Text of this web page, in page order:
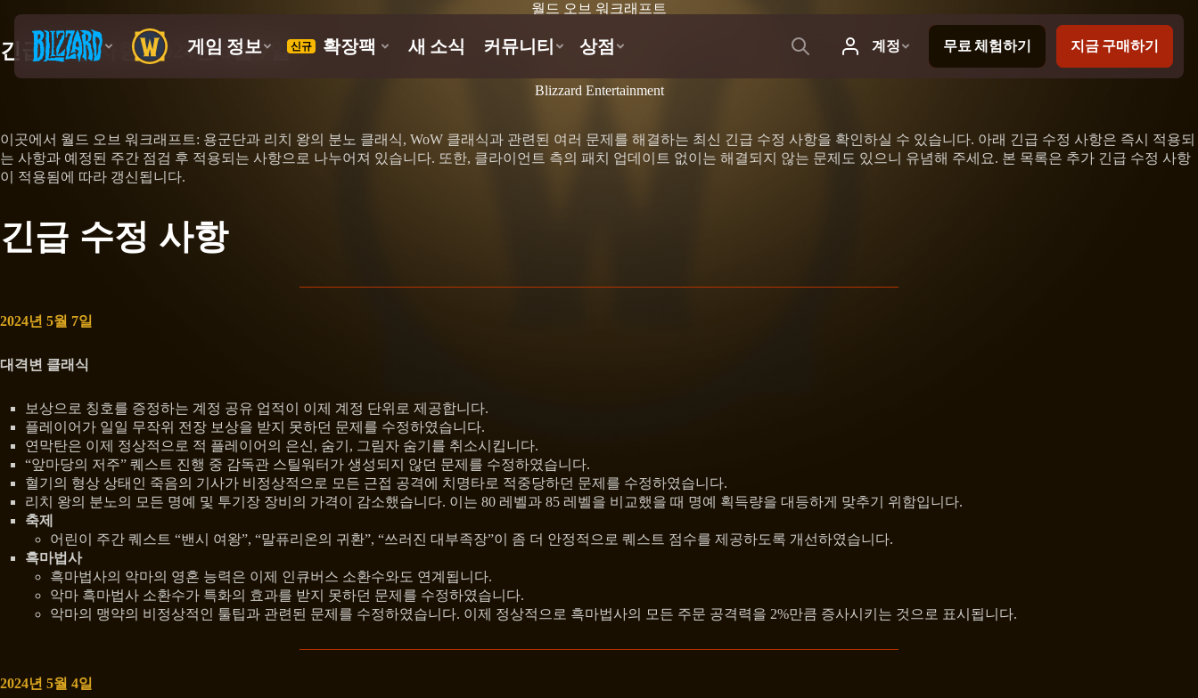
월드 오브 워크래프트
긴급 수정 사항: 2024년 5월 7일
Blizzard Entertainment
이곳에서 월드 오브 워크래프트: 용군단과 리치 왕의 분노 클래식, WoW 클래식과 관련된 여러 문제를 해결하는 최신 긴급 수정 사항을 확인하실 수 있습니다. 아래 긴급 수정 사항은 즉시 적용되
는 사항과 예정된 주간 점검 후 적용되는 사항으로 나누어져 있습니다. 또한, 클라이언트 측의 패치 업데이트 없이는 해결되지 않는 문제도 있으니 유념해 주세요. 본 목록은 추가 긴급 수정 사항
이 적용됨에 따라 갱신됩니다.
긴급 수정 사항
2024년 5월 7일
대격변 클래식
보상으로 칭호를 증정하는 계정 공유 업적이 이제 계정 단위로 제공합니다.
플레이어가 일일 무작위 전장 보상을 받지 못하던 문제를 수정하였습니다.
연막탄은 이제 정상적으로 적 플레이어의 은신, 숨기, 그림자 숨기를 취소시킵니다.
“앞마당의 저주” 퀘스트 진행 중 감독관 스틸워터가 생성되지 않던 문제를 수정하였습니다.
혈기의 형상 상태인 죽음의 기사가 비정상적으로 모든 근접 공격에 치명타로 적중당하던 문제를 수정하였습니다.
리치 왕의 분노의 모든 명예 및 투기장 장비의 가격이 감소했습니다. 이는 80 레벨과 85 레벨을 비교했을 때 명예 획득량을 대등하게 맞추기 위함입니다.
축제
어린이 주간 퀘스트 “밴시 여왕”, “말퓨리온의 귀환”, “쓰러진 대부족장”이 좀 더 안정적으로 퀘스트 점수를 제공하도록 개선하였습니다.
흑마법사
흑마법사의 악마의 영혼 능력은 이제 인큐버스 소환수와도 연계됩니다.
악마 흑마법사 소환수가 특화의 효과를 받지 못하던 문제를 수정하였습니다.
악마의 맹약의 비정상적인 툴팁과 관련된 문제를 수정하였습니다. 이제 정상적으로 흑마법사의 모든 주문 공격력을 2%만큼 증사시키는 것으로 표시됩니다.
2024년 5월 4일